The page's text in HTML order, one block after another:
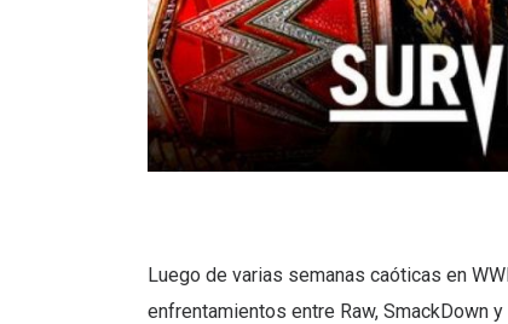
Luego de varias semanas caóticas en
enfrentamientos entre Raw, SmackDown